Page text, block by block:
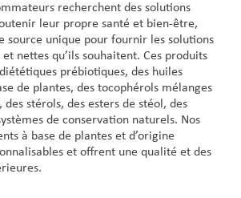
recherchent des solutions
leur propre santé et bien-être,
source unique pour fournir les solutions
nettes qu’ils souhaitent. Ces produits
prébiotiques, des huiles
de plantes, des tocophérols mélanges
stérols, des esters de stéol, des
de conservation naturels. Nos
à base de plantes et d’origine
et offrent une qualité et des